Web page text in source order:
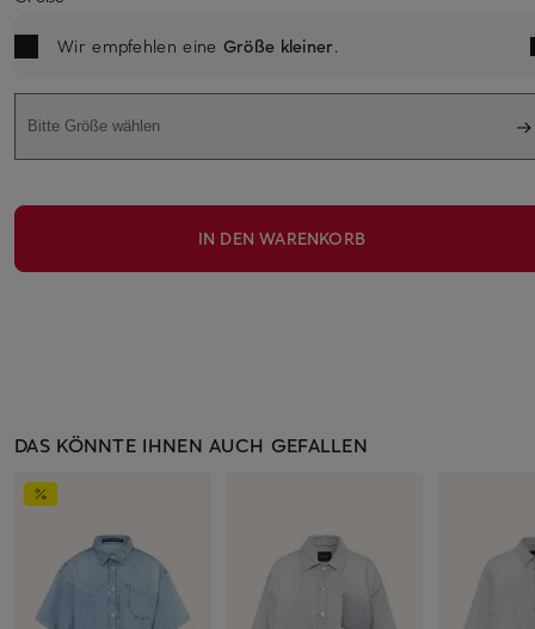
Wir empfehlen eine Größe kleiner.
Bitte Größe wählen
IN DEN WARENKORB
DAS KÖNNTE IHNEN AUCH GEFALLEN